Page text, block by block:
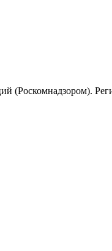
(Роскомнадзором).